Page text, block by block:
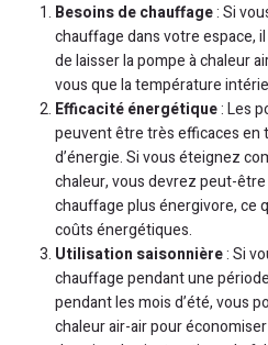
Besoins de chauffage: Si
chauffage dans votre espace,
de laisser la pompe à chaleur
vous que la température
Efficacité énergétique: Les
peuvent être très efficaces en
d’énergie. Si vous éteignez
chaleur, vous devrez peut-
chauffage plus énergivore, ce
coûts énergétiques.
Utilisation saisonnière: Si
chauffage pendant une
pendant les mois d’été, vous
chaleur air-air pour